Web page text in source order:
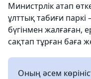
Министрлік атап
ұлттық табиғи паркі
бүгінмен жалғаған,
сақтап тұрған баға
Оның әсем